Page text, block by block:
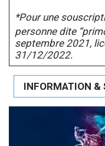
*Pour une
personne dite
septembre 2021,
31/12/2022.
INFORMATION &